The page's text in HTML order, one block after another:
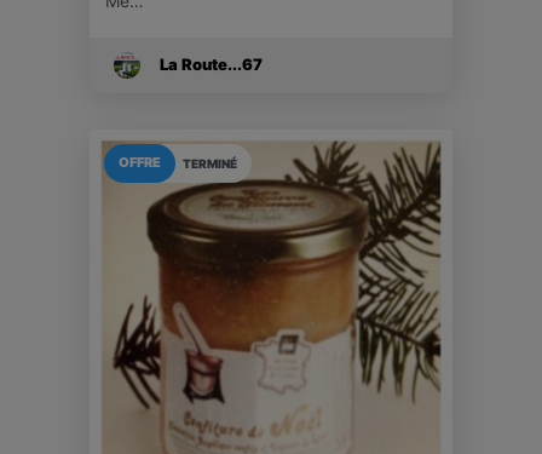
La Route...67
TERMINÉ
OFFRE